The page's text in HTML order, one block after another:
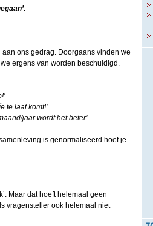
ons gedrag. Doorgaans vinden we
ergens van worden beschuldigd.
te laat komt!’
jaar wordt het beter’.
is genormaliseerd hoef je
Maar dat hoeft helemaal geen
vragensteller ook helemaal niet